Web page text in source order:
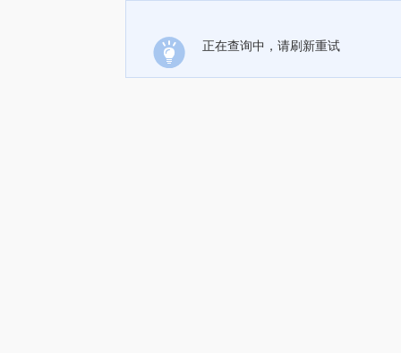
正在查询中，请刷新重试